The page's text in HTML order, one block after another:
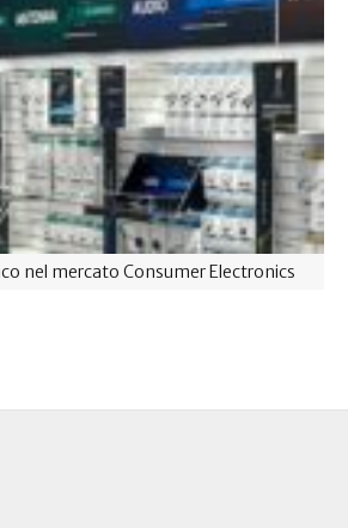
nel mercato Consumer Electronics